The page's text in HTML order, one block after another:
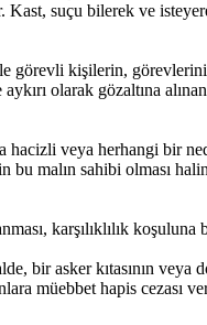
Kast, suçu bilerek ve
görevli kişilerin,
olarak gözaltına
veya herhangi bir
bu malın sahibi olması
karşılıklılık koşuluna
bir asker kıtasının veya
müebbet hapis cezası